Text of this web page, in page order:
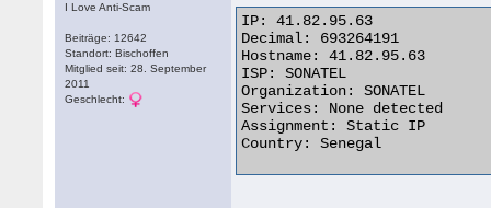
I Love Anti-Scam
Beiträge: 12642
Standort: Bischoffen
Mitglied seit: 28. September
2011
Geschlecht:
IP: 41.82.95.63
Decimal: 693264191
Hostname: 41.82.95.63
ISP: SONATEL
Organization: SONATEL
Services: None detected
Assignment: Static IP
Country: Senegal